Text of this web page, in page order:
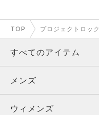
TOP プロジェクトロック
すべてのアイテム
メンズ
ウィメンズ
メンズ
トップス
ウィメンズ